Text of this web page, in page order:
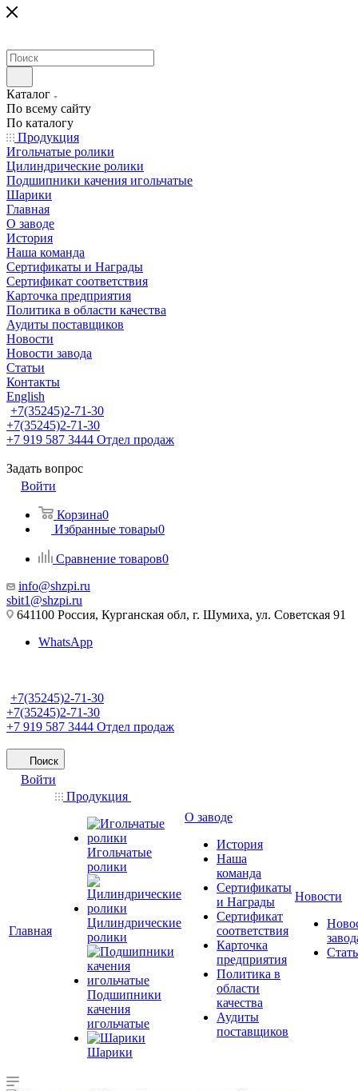
Каталог
По всему сайту
По каталогу
Продукция
Игольчатые ролики
Цилиндрические ролики
Подшипники качения игольчатые
Шарики
Главная
О заводе
История
Наша команда
Сертификаты и Награды
Сертификат соответствия
Карточка предприятия
Политика в области качества
Аудиты поставщиков
Новости
Новости завода
Статьи
Контакты
English
+7(35245)2-71-30
+7(35245)2-71-30
+7 919 587 3444 Отдел продаж
Задать вопрос
Войти
Корзина0
Избранные товары0
Сравнение товаров0
info@shzpi.ru
sbit1@shzpi.ru
641100 Россия, Курганская обл, г. Шумиха, ул. Советская 91
WhatsApp
+7(35245)2-71-30
+7(35245)2-71-30
+7 919 587 3444 Отдел продаж
Поиск
Войти
Главная
Продукция
Игольчатые
ролики
Цилиндрические
ролики
Подшипники
качения
игольчатые
Шарики
О заводе
История
Наша
команда
Сертификаты
и Награды
Сертификат
соответствия
Карточка
предприятия
Политика в
области
качества
Аудиты
поставщиков
Новости